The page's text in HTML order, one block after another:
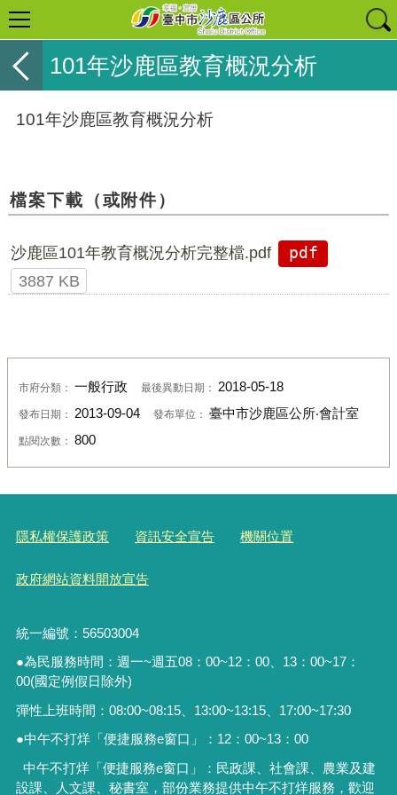
101年沙鹿區教育概況分析
101年沙鹿區教育概況分析
檔案下載（或附件）
沙鹿區101年教育概況分析完整檔.pdf
pdf
3887 KB
市府分類： 一般行政 最後異動日期： 2018-05-18
發布日期： 2013-09-04 發布單位： 臺中市沙鹿區公所‧會計室
點閱次數： 800
隱私權保護政策 資訊安全宣告 機關位置
政府網站資料開放宣告
統一編號：56503004
●為民服務時間：週一~週五08：00~12：00、13：00~17：
00(國定例假日除外)
彈性上班時間：08:00~08:15、13:00~13:15、17:00~17:30
●中午不打烊「便捷服務e窗口」： 12： 00~13： 00
中午不打烊「便捷服務e窗口」：民政課、社會課、農業及建
設課、人文課、秘書室， 部份業務提供中午不打烊服務 ，歡迎